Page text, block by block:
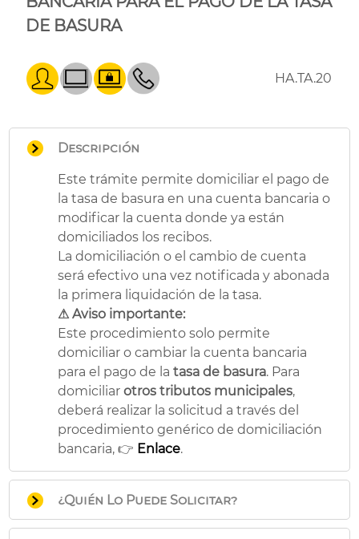
DE BASURA
HA.TA.20
Descripción
Este trámite permite domiciliar el pago de
la tasa de basura en una cuenta bancaria o
modificar la cuenta donde ya están
domiciliados los recibos.
La domiciliación o el cambio de cuenta
será efectivo una vez notificada y abonada
la primera liquidación de la tasa.
⚠ Aviso importante:
Este procedimiento solo permite
domiciliar o cambiar la cuenta bancaria
para el pago de la tasa de basura. Para
domiciliarotros tributos municipales,
deberá realizar la solicitud a través del
procedimiento genérico de domiciliación
bancaria, 👉 Enlace.
¿Quién Lo Puede Solicitar?
Las personas físicas o jurídicas y las